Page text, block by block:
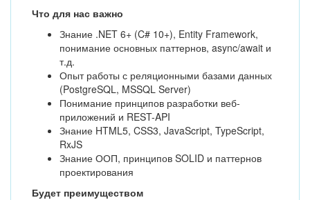
Что для нас важно
Знание .NET 6+ (C# 10+), Entity Framework,
понимание основных паттернов, async/await и
т.д.
Опыт работы с реляционными базами данных
(PostgreSQL, MSSQL Server)
Понимание принципов разработки веб-
приложений и REST-API
Знание HTML5, CSS3, JavaScript, TypeScript,
RxJS
Знание ООП, принципов SOLID и паттернов
проектирования
Будет преимуществом